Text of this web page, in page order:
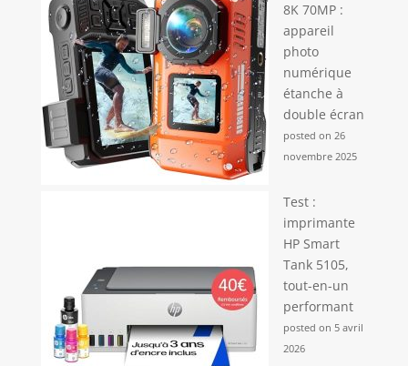
8K 70MP :
appareil
photo
numérique
étanche à
double écran
posted on 26
novembre 2025
Test :
imprimante
HP Smart
Tank 5105,
tout-en-un
performant
posted on 5 avril
2026